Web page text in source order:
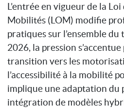
L’entrée en vigueur de la
Mobilités (LOM) modifie
pratiques sur l’ensemble
2026, la pression
transition vers les
l’accessibilité à la mobilité
implique une adaptation du
intégration de modèles